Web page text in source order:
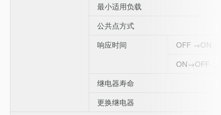
最小适用负载
公共点方式
响应时间
OFF →ON
ON→OFF
继电器寿命
更换继电器